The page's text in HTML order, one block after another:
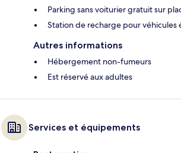
Parking sans voiturier gratuit sur
Station de recharge pour véhicules
Autres informations
Hébergement non-fumeurs
Est réservé aux adultes
Services et équipements